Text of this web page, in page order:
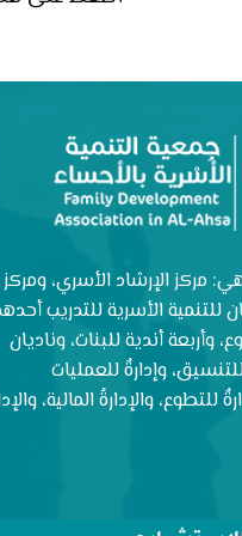
(13) قطاعًا هي: مركز الإرشاد الأسري، ومركز
للتنمية الأسرية للتدريب
وأربعة أندية للبنات، وناديان
وإدارةٌ للعمليات
للتطوع، والإدارةُ المالية،